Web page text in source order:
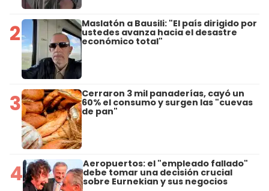
2 Maslatón a Bausili: "El país dirigido por
ustedes avanza hacia el desastre
económico total"
3 Cerraron 3 mil panaderías, cayó un
60% el consumo y surgen las "cuevas
de pan"
4 Aeropuertos: el "empleado fallado"
debe tomar una decisión crucial
sobre Eurnekian y sus negocios